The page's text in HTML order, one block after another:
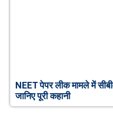
NEET पेपर लीक मामले में
जानिए पूरी कहानी